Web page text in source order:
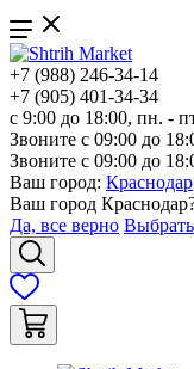
+7 (988) 246-34-14
+7 (905) 401-34-34
с 9:00 до 18:00, пн. -
Звоните с 09:00 до
Звоните с 09:00 до
Ваш город: Краснодар
Ваш город Краснодар
Да, все верно